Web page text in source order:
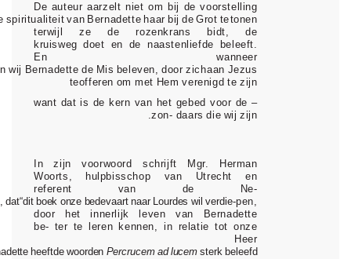
De auteur aarzelt niet om bij de voorstelling
spiritualiteit van Bernadette haar bij de Grot tetonen
terwijl ze de rozenkrans bidt, de
kruisweg doet en de naastenliefde beleeft.
En wanneer
wij Bernadette de Mis beleven, door zichaan Jezus
teofferen om met Hem verenigd te zijn
– want dat is de kern van het gebed voor de
zon- daars die wij zijn.
In zijn voorwoord schrijft Mgr. Herman
Woorts,
hulpbisschop van Utrecht en
referent van de Ne-
dat“dit boek onze bedevaart naar Lourdes wil verdie-pen,
door het innerlijk leven van Bernadette
be- ter te leren kennen, in relatie tot onze
Heer
heeftde woorden Percrucem ad lucem sterk beleefd”.